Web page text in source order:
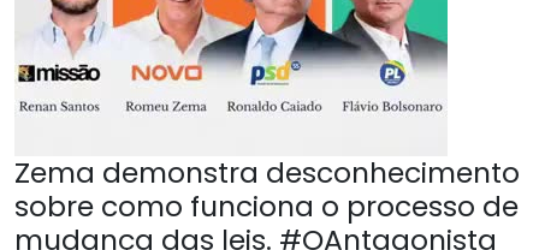
Zema demonstra desconhecimento
sobre como funciona o processo de
mudança das leis. #OAntagonista